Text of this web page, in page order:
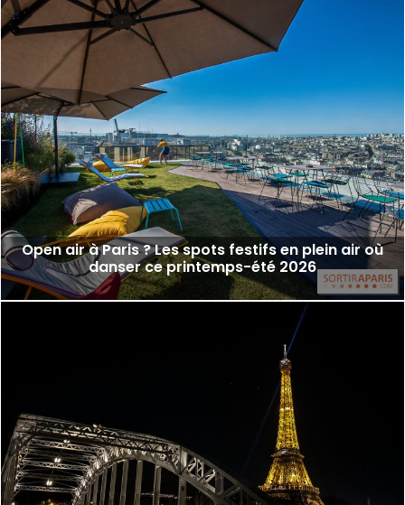
Open air à Paris ? Les spots festifs en plein air où
danser ce printemps-été 2026